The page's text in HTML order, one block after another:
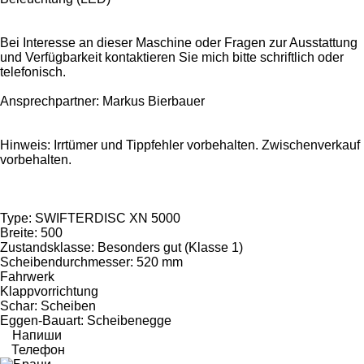
Bei Interesse an dieser Maschine oder Fragen zur Ausstattung
und Verfügbarkeit kontaktieren Sie mich bitte schriftlich oder
telefonisch.
Ansprechpartner: Markus Bierbauer
Hinweis: Irrtümer und Tippfehler vorbehalten. Zwischenverkauf
vorbehalten.
Type: SWIFTERDISC XN 5000
Breite: 500
Zustandsklasse: Besonders gut (Klasse 1)
Scheibendurchmesser: 520 mm
Fahrwerk
Klappvorrichtung
Schar: Scheiben
Eggen-Bauart: Scheibenegge
Напиши
Телефон